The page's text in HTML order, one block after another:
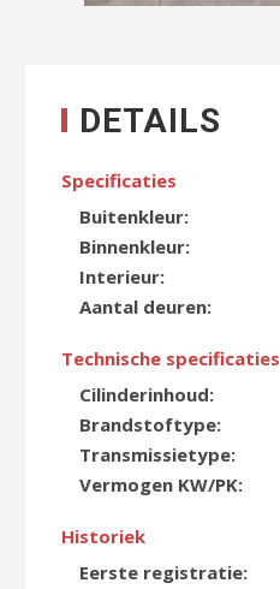
DETAILS
Specificaties
Buitenkleur:
Binnenkleur:
Interieur:
Aantal deuren:
Technische specificaties
Cilinderinhoud:
Brandstoftype:
Transmissietype:
Vermogen KW/PK:
Historiek
Eerste registratie: